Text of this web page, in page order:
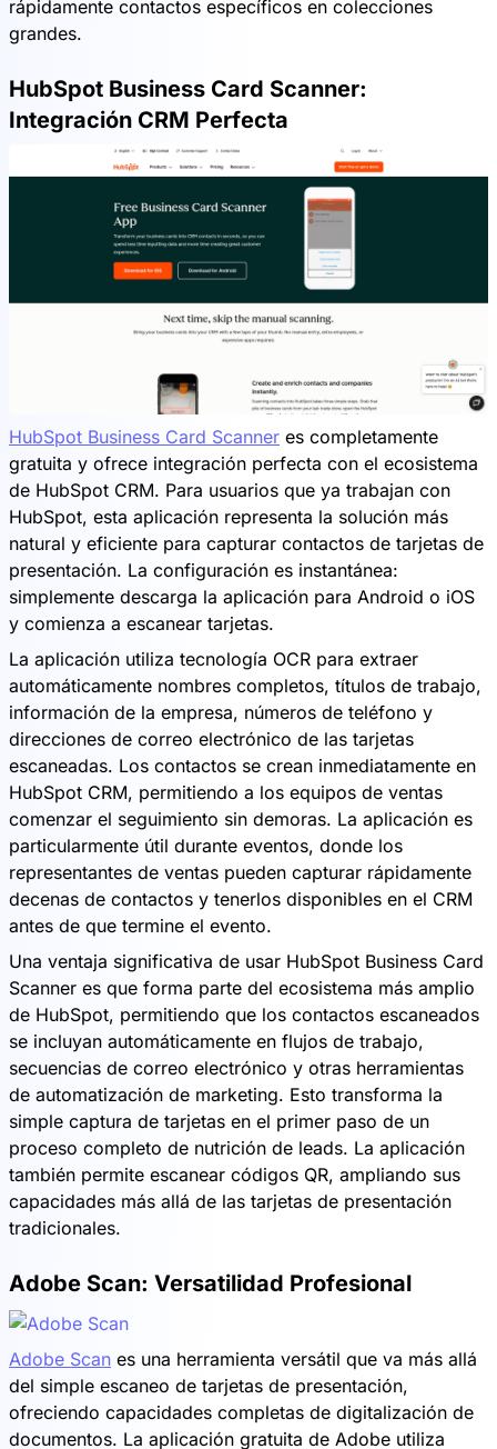
rápidamente contactos específicos en colecciones
grandes.
HubSpot Business Card Scanner:
Integración CRM Perfecta
HubSpot Business Card Scanner es completamente
gratuita y ofrece integración perfecta con el ecosistema
de HubSpot CRM. Para usuarios que ya trabajan con
HubSpot, esta aplicación representa la solución más
natural y eficiente para capturar contactos de tarjetas de
presentación. La configuración es instantánea:
simplemente descarga la aplicación para Android o iOS
y comienza a escanear tarjetas.
La aplicación utiliza tecnología OCR para extraer
automáticamente nombres completos, títulos de trabajo,
información de la empresa, números de teléfono y
direcciones de correo electrónico de las tarjetas
escaneadas. Los contactos se crean inmediatamente en
HubSpot CRM, permitiendo a los equipos de ventas
comenzar el seguimiento sin demoras. La aplicación es
particularmente útil durante eventos, donde los
representantes de ventas pueden capturar rápidamente
decenas de contactos y tenerlos disponibles en el CRM
antes de que termine el evento.
Una ventaja significativa de usar HubSpot Business Card
Scanner es que forma parte del ecosistema más amplio
de HubSpot, permitiendo que los contactos escaneados
se incluyan automáticamente en flujos de trabajo,
secuencias de correo electrónico y otras herramientas
de automatización de marketing. Esto transforma la
simple captura de tarjetas en el primer paso de un
proceso completo de nutrición de leads. La aplicación
también permite escanear códigos QR, ampliando sus
capacidades más allá de las tarjetas de presentación
tradicionales.
Adobe Scan: Versatilidad Profesional
Adobe Scan es una herramienta versátil que va más allá
del simple escaneo de tarjetas de presentación,
ofreciendo capacidades completas de digitalización de
documentos. La aplicación gratuita de Adobe utiliza